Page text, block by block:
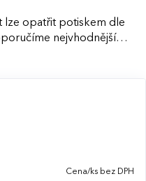
lze opatřit potiskem dle
nejvhodnější
design i váš rozpočet.
Cena/ks bez DPH